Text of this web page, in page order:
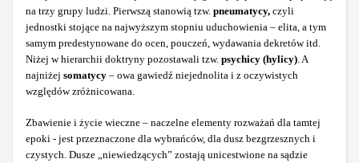
na trzy grupy ludzi. Pierwszą stanowią tzw. pneumatycy, czyli
jednostki stojące na najwyższym stopniu uduchowienia – elita, a tym
samym predestynowane do ocen, pouczeń, wydawania dekretów itd.
Niżej w hierarchii doktryny pozostawali tzw. psychicy (hylicy). A
najniżej somatycy – owa gawiedź niejednolita i z oczywistych
względów zróżnicowana.
Zbawienie i życie wieczne – naczelne elementy rozważań dla tamtej
epoki - jest przeznaczone dla wybrańców, dla dusz bezgrzesznych i
czystych. Dusze „niewiedzących” zostają unicestwione na sądzie